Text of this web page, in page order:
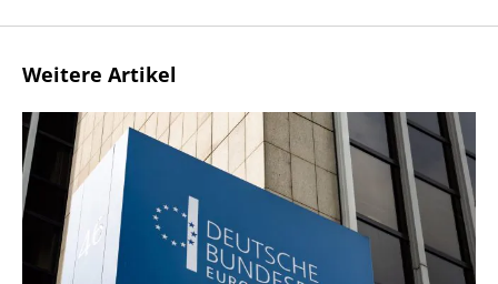
Weitere Artikel